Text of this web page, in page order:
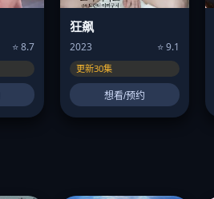
⭐ 8.7
狂飙
2023 ⭐ 9.1
更新30集
想看/预约